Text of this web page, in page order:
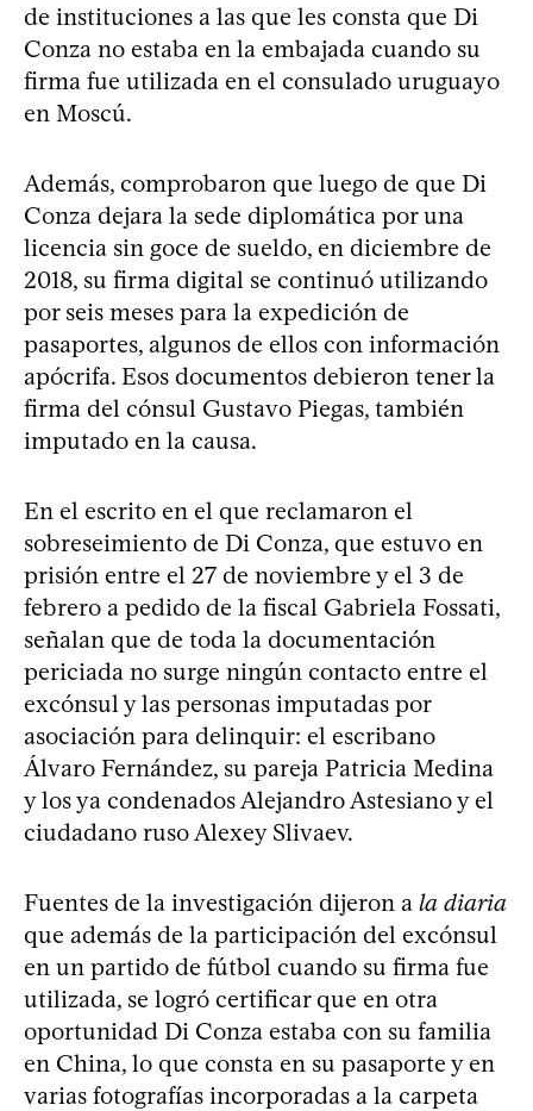
de instituciones a las que les consta que Di
Conza no estaba en la embajada cuando su
firma fue utilizada en el consulado uruguayo
en Moscú.
Además, comprobaron que luego de que Di
Conza dejara la sede diplomática por una
licencia sin goce de sueldo, en diciembre de
2018, su firma digital se continuó utilizando
por seis meses para la expedición de
pasaportes, algunos de ellos con información
apócrifa. Esos documentos debieron tener la
firma del cónsul Gustavo Piegas, también
imputado en la causa.
En el escrito en el que reclamaron el
sobreseimiento de Di Conza, que estuvo en
prisión entre el 27 de noviembre y el 3 de
febrero a pedido de la fiscal Gabriela Fossati,
señalan que de toda la documentación
periciada no surge ningún contacto entre el
excónsul y las personas imputadas por
asociación para delinquir: el escribano
Álvaro Fernández, su pareja Patricia Medina
y los ya condenados Alejandro Astesiano y el
ciudadano ruso Alexey Slivaev.
Fuentes de la investigación dijeron a la diaria
que además de la participación del excónsul
en un partido de fútbol cuando su firma fue
utilizada, se logró certificar que en otra
oportunidad Di Conza estaba con su familia
en China, lo que consta en su pasaporte y en
varias fotografías incorporadas a la carpeta